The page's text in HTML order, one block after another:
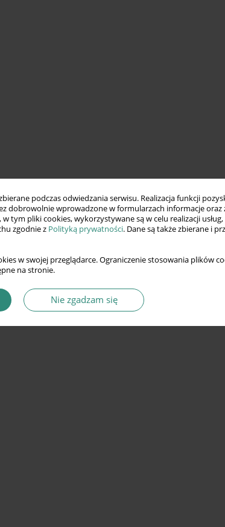
podczas odwiedzania serwisu. Realizacja funkcji
dobrowolnie wprowadzone w formularzach informacje
w tym pliki cookies, wykorzystywane są w celu realizacji
zgodnie z Polityką prywatności. Dane są także zbierane i
w swojej przeglądarce. Ograniczenie stosowania plików
na stronie.
Nie zgadzam się